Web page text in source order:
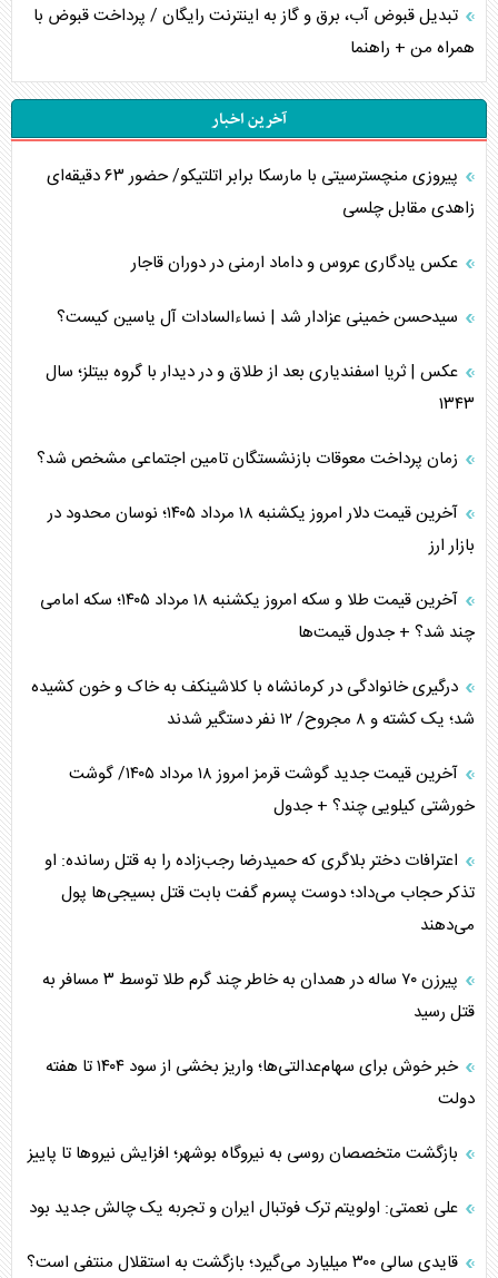
تبدیل قبوض آب، برق و گاز به اینترنت رایگان / پرداخت قبوض با
همراه من + راهنما
آخرین اخبار
پیروزی منچسترسیتی با مارسکا برابر اتلتیکو/ حضور ۶۳ دقیقه‌ای
زاهدی مقابل چلسی
عکس یادگاری عروس و داماد ارمنی در دوران قاجار
سیدحسن خمینی عزادار شد | نساءالسادات آل یاسین کیست؟
عکس | ثریا اسفندیاری بعد از طلاق و در دیدار با گروه بیتلز؛ سال
۱۳۴۳
زمان پرداخت معوقات بازنشستگان تامین اجتماعی مشخص شد؟
آخرین قیمت دلار امروز یکشنبه ۱۸ مرداد ۱۴۰۵؛ نوسان محدود در
بازار ارز
آخرین قیمت طلا و سکه امروز یکشنبه ۱۸ مرداد ۱۴۰۵؛ سکه امامی
چند شد؟ + جدول قیمت‌ها
درگیری خانوادگی در کرمانشاه با کلاشینکف به خاک و خون کشیده
شد؛ یک کشته و ۸ مجروح/ ۱۲ نفر دستگیر شدند
آخرین قیمت جدید گوشت قرمز امروز ۱۸ مرداد ۱۴۰۵/ گوشت
خورشتی کیلویی چند؟ + جدول
اعترافات دختر بلاگری که حمیدرضا رجب‌زاده را به قتل رسانده: او
تذکر حجاب می‌داد؛ دوست پسرم گفت بابت قتل بسیجی‌ها پول
می‌دهند
پیرزن ۷۰ ساله در همدان به خاطر چند گرم طلا توسط ۳ مسافر به
قتل رسید
خبر خوش برای سهام‌عدالتی‌ها؛ واریز بخشی از سود ۱۴۰۴ تا هفته
دولت
بازگشت متخصصان روسی به نیروگاه بوشهر؛ افزایش نیروها تا پاییز
علی نعمتی: اولویتم ترک فوتبال ایران و تجربه یک چالش جدید بود
قایدی سالی ۳۰۰ میلیارد می‌گیرد؛ بازگشت به استقلال منتفی است؟